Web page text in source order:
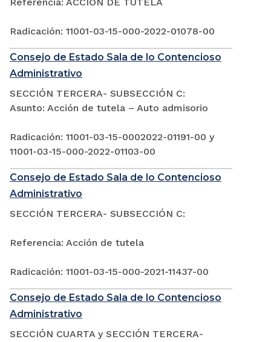
Radicación: 11001-03-15-000-2022-01078-00
Consejo de Estado Sala de lo Contencioso
Administrativo
SECCIÓN TERCERA- SUBSECCIÓN C:
Asunto: Acción de tutela – Auto admisorio
Radicación: 11001-03-15-0002022-01191-00 y
11001-03-15-000-2022-01103-00
Consejo de Estado Sala de lo Contencioso
Administrativo
SECCIÓN TERCERA- SUBSECCIÓN C:
Referencia: Acción de tutela
Radicación: 11001-03-15-000-2021-11437-00
Consejo de Estado Sala de lo Contencioso
Administrativo
SECCIÓN CUARTA y SECCIÓN TERCERA-